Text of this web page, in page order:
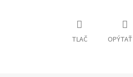
TLAČ